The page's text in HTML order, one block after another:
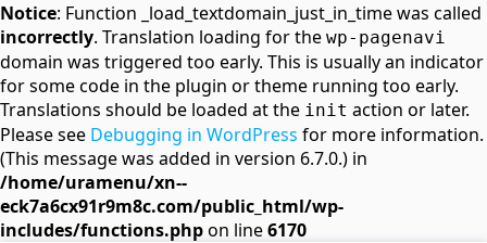
Notice: Function _load_textdomain_just_in_time was called
incorrectly. Translation loading for the wp-pagenavi
domain was triggered too early. This is usually an indicator
for some code in the plugin or theme running too early.
Translations should be loaded at the init action or later.
Please see Debugging in WordPress for more information.
(This message was added in version 6.7.0.) in
/home/uramenu/xn--
eck7a6cx91r9m8c.com/public_html/wp-
includes/functions.phpon line6170